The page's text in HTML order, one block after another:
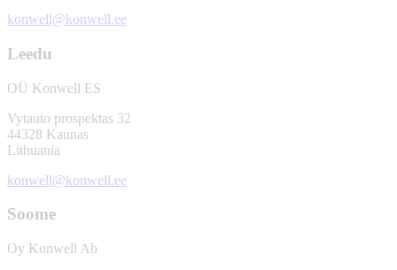
konwell@konwell.ee
Leedu
OÜ Konwell ES
Vytauto prospektas 32
44328 Kaunas
Lithuania
konwell@konwell.ee
Soome
Oy Konwell Ab